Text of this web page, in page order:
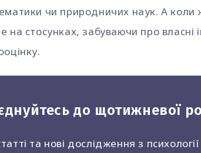
чи природничих наук. А коли
на стосунках, забуваючи про власні
до щотижневої
та нові дослідження з